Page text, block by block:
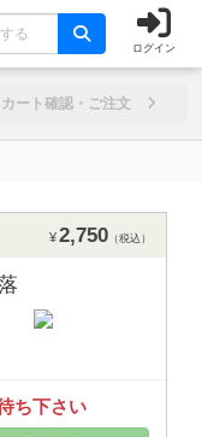
ログイン
カート確認・ご注文
¥2,750 （税込）
ち下さい